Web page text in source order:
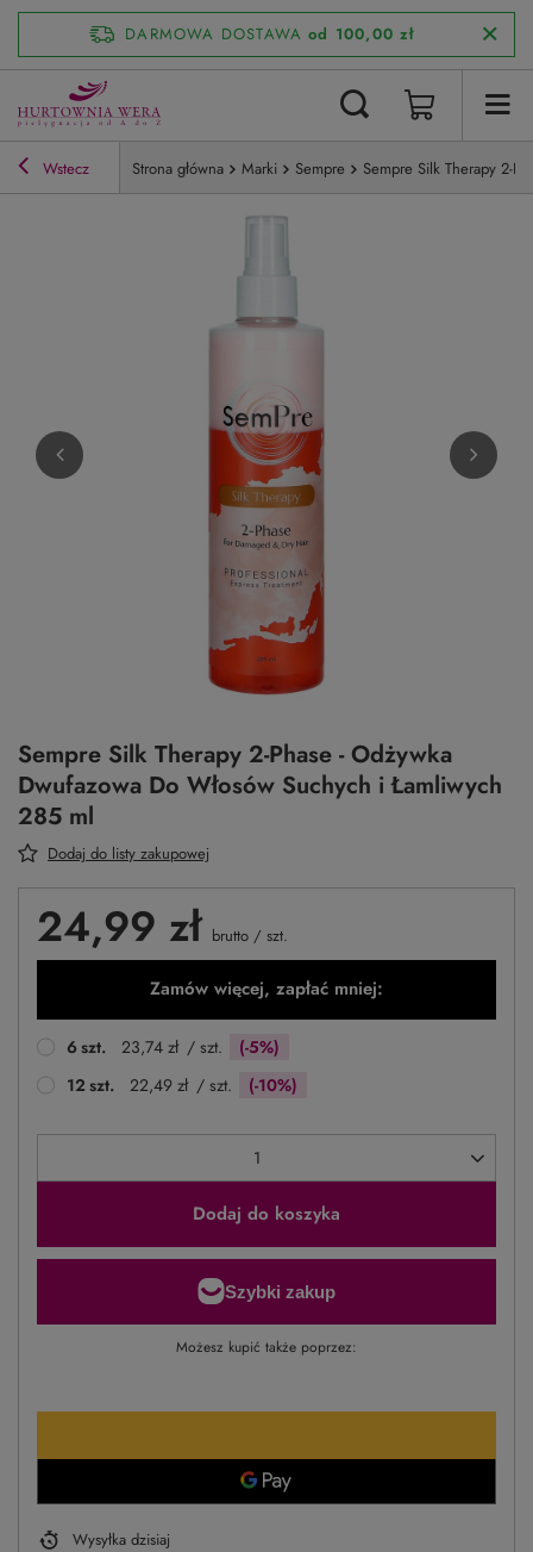
DARMOWA DOSTAWA od 100,00 zł
Wstecz Strona główna Marki Sempre Sempre Silk Therapy 2-
Sempre Silk Therapy 2-Phase - Odżywka
Dwufazowa Do Włosów Suchych i Łamliwych
285 ml
Dodaj do listy zakupowej
24,99 zł brutto / szt.
Zamów więcej, zapłać mniej:
6 szt. 23,74 zł / szt.
(-5%)
12 szt. 22,49 zł / szt. (-10%)
Dodaj do koszyka
Możesz kupić także poprzez:
Wysyłka dzisiaj